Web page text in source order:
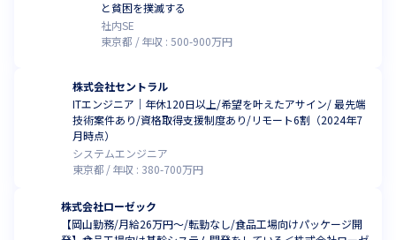
と貧困を撲滅する
社内SE
東京都
年収 :500-900万円
株式会社セントラル
ITエンジニア｜年休120日以上/希望を叶えたアサイン/ 最先端
技術案件あり/資格取得支援制度あり/リモート6割（2024年7
月時点）
システムエンジニア
東京都
年収 : 380-700万円
株式会社ローゼック
【岡山勤務/月給26万円～/転勤なし/食品工場向けパッケージ開